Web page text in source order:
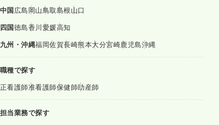
中国 広島 岡山鳥取島根山口
四国徳島香川 愛媛高知
九州・沖縄福岡佐賀長崎熊本大分宮崎鹿児島沖縄
職種で探す
正看護師准看護師保健師助産師
担当業務で探す